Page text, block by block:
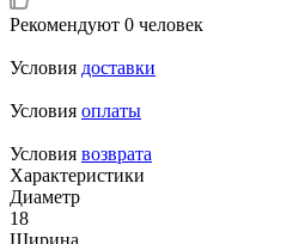
Рекомендуют 0 человек
Условия доставки
Условия оплаты
Условия возврата
Характеристики
Диаметр
18
Ширина